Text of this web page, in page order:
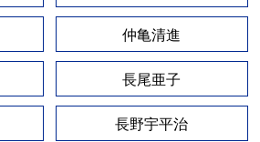
仲亀清進
長尾亜子
長野宇平治